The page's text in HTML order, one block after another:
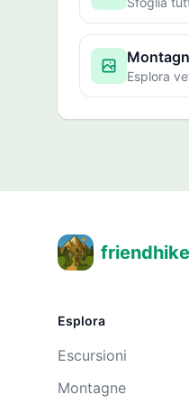
Esplora
friendhike
Esplora
Escursioni
Montagne